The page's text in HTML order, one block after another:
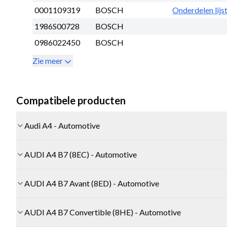
0001109319 BOSCH
Onderdelen
1986S00728
BOSCH
0986022450
BOSCH
Zie meer
Compatibele producten
Audi A4 - Automotive
AUDI A4 B7 (8EC) - Automotive
AUDI A4 B7 Avant (8ED) - Automotive
AUDI A4 B7 Convertible (8HE) - Automotive